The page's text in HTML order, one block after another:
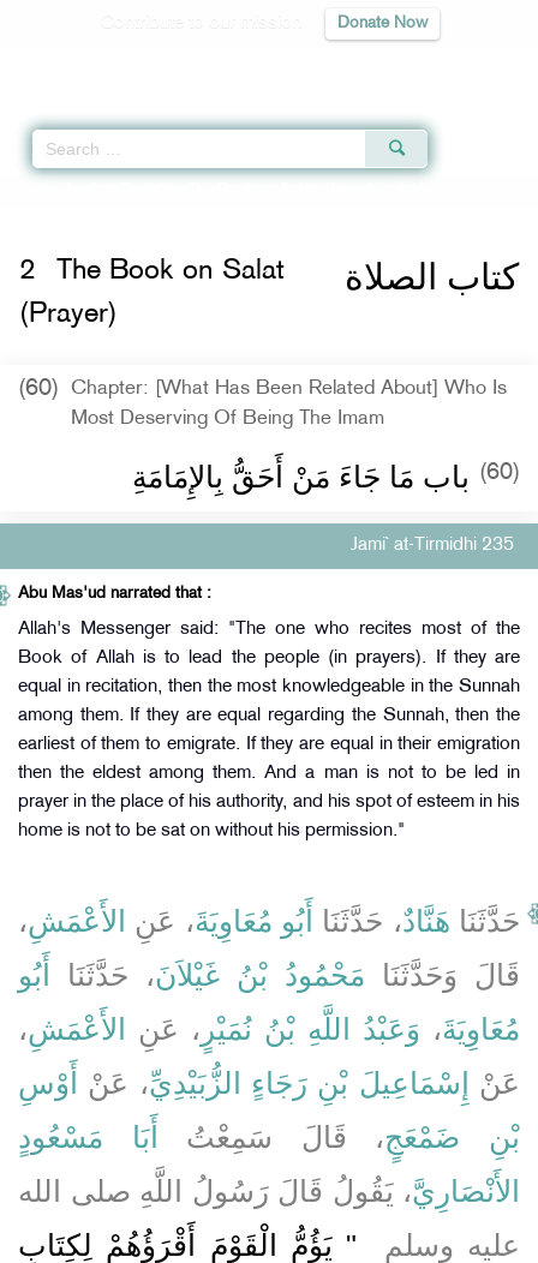
Donate Now
كتاب الصلاة 2
The Book on Salat
(Prayer)
(60)
Chapter: [What Has Been Related About] Who Is
Most Deserving Of Being The Imam
(60) باب مَا جَاءَ مَنْ أَحَقُّ بِالإِمَامَةِ
Jami` at-Tirmidhi 235
Abu Mas'ud narrated that :
Allah's Messenger said: "The one who recites most of the
Book of Allah is to lead the people (in prayers). If they are
equal in recitation, then the most knowledgeable in the Sunnah
among them. If they are equal regarding the Sunnah, then the
earliest of them to emigrate. If they are equal in their emigration
then the eldest among them. And a man is not to be led in
prayer in the place of his authority, and his spot of esteem in his
home is not to be sat on without his permission."
حَدَّثَنَا هَنَّادٌ، حَدَّثَنَا أَبُو مُعَاوِيَةَ، عَنِ الأَعْمَشِ،
قَالَ وَحَدَّثَنَا مَحْمُودُ بْنُ غَيْلاَنَ، حَدَّثَنَا
أَبُو
مُعَاوِيَةَ، وَعَبْدُ اللَّهِ بْنُ نُمَيْرٍ ، عَنِ الأَعْمَشِ،
عَنْ
إِسْمَاعِيلَ بْنِ رَجَاءٍ الزُّبَيْدِيِّ، عَنْ
أَوْسِ
بْنِ ضَمْعَجٍ، قَالَ سَمِعْتُ
أَبَا مَسْعُودٍ
الأَنْصَارِيَّ، يَقُولُ قَالَ رَسُولُ اللَّهِ صلى الله
عليه وسلم ‏
"‏ يَؤُمُّ الْقَوْمَ أَقْرَؤُهُمْ لِكِتَابِ